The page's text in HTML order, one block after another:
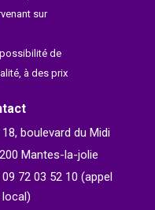
sur
de
à des prix
18, boulevard du Midi
Mantes-la-jolie
09 72 03 52 10 (appel
local)